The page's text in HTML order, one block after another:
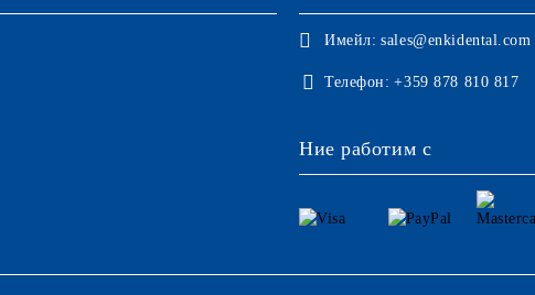
Имейл: sales@enkidental.com
Телефон: +359 878 810 817
Ние работим с